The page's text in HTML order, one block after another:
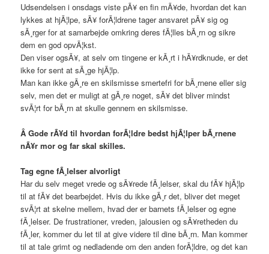
Udsendelsen i onsdags viste pÃ¥ en fin mÃ¥de, hvordan det kan
lykkes at hjÃ¦lpe, sÃ¥ forÃ¦ldrene tager ansvaret pÃ¥ sig og
sÃ¸rger for at samarbejde omkring deres fÃ¦lles bÃ¸rn og sikre
dem en god opvÃ¦kst.
Den viser ogsÃ¥, at selv om tingene er kÃ¸rt i hÃ¥rdknude, er det
ikke for sent at sÃ¸ge hjÃ¦lp.
Man kan ikke gÃ¸re en skilsmisse smertefri for bÃ¸rnene eller sig
selv, men det er muligt at gÃ¸re noget, sÃ¥ det bliver mindst
svÃ¦rt for bÃ¸rn at skulle gennem en skilsmisse.
ÂGode rÃ¥d til hvordan forÃ¦ldre bedst hjÃ¦lper bÃ¸rnene
nÃ¥r mor og far skal skilles.
Tag egne fÃ¸lelser alvorligt
Har du selv meget vrede og sÃ¥rede fÃ¸lelser, skal du fÃ¥ hjÃ¦lp
til at fÃ¥ det bearbejdet. Hvis du ikke gÃ¸r det, bliver det meget
svÃ¦rt at skelne mellem, hvad der er barnets fÃ¸lelser og egne
fÃ¸lelser. De frustrationer, vreden, jalousien og sÃ¥retheden du
fÃ¸ler, kommer du let til at give videre til dine bÃ¸rn. Man kommer
til at tale grimt og nedladende om den anden forÃ¦ldre, og det kan